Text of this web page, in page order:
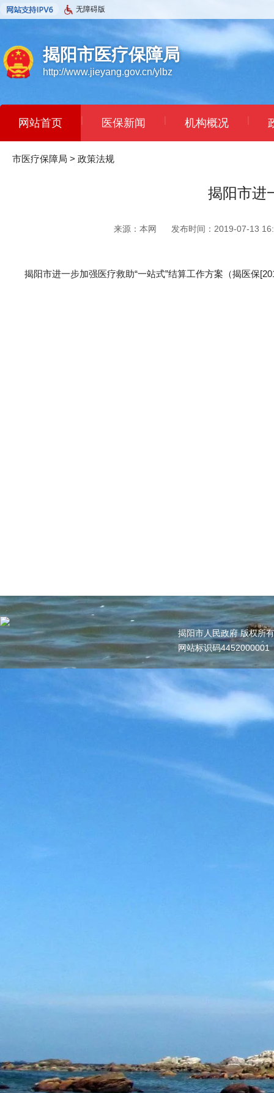
无障碍版
揭阳市医疗保障局
http://www.jieyang.gov.cn/ylbz
网站首页 | 医保新闻 | 机构概况 |
市医疗保障局 > 政策法规
揭阳市进
来源：本网 发布时间：2019-07-13
揭阳市进一步加强医疗救助“一站式”结算工作方案（揭医保
揭阳市人民政府 版权所
网站标识码